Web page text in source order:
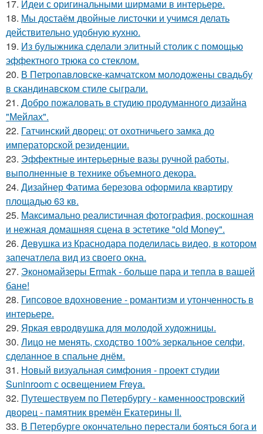
17. Идеи с оригинальными ширмами в интерьере.
18. Мы достаём двойные листочки и учимся делать
действительно удобную кухню.
19. Из булыжника сделали элитный столик с помощью
эффектного трюка со стеклом.
20. В Петропавловске-камчатском молодожены свадьбу
в скандинавском стиле сыграли.
21. Добро пожаловать в студию продуманного дизайна
"Мейлах".
22. Гатчинский дворец: от охотничьего замка до
императорской резиденции.
23. Эффектные интерьерные вазы ручной работы,
выполненные в технике объемного декора.
24. Дизайнер Фатима березова оформила квартиру
площадью 63 кв.
25. Максимально реалистичная фотография, роскошная
и нежная домашняя сцена в эстетике "old Money".
26. Девушка из Краснодара поделилась видео, в котором
запечатлела вид из своего окна.
27. Экономайзеры Ermak - больше пара и тепла в вашей
бане!
28. Гипсовое вдохновение - романтизм и утонченность в
интерьере.
29. Яркая евродвушка для молодой художницы.
30. Лицо не менять, сходство 100% зеркальное селфи,
сделанное в спальне днём.
31. Новый визуальная симфония - проект студии
Suninroom с освещением Freya.
32. Путешествуем по Петербургу - каменноостровский
дворец - памятник времён Екатерины II.
33. В Петербурге окончательно перестали бояться бога и